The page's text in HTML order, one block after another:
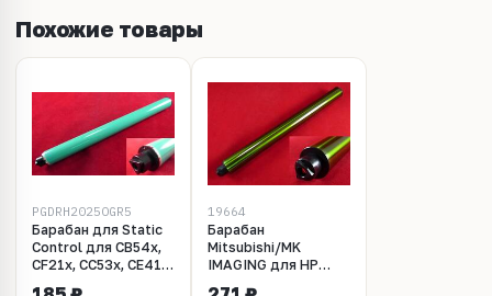
Похожие товары
PGDRH2025OGR5
Барабан для Static
Control для CB54x,
CF21x, CC53x, CE41x,
19664
Барабан
Mitsubishi/MK
IMAGING для HP